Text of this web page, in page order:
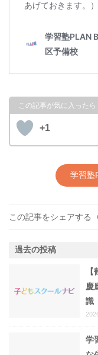
+1
学習塾
この記事をシェアする
過去の投稿
慶
識
学